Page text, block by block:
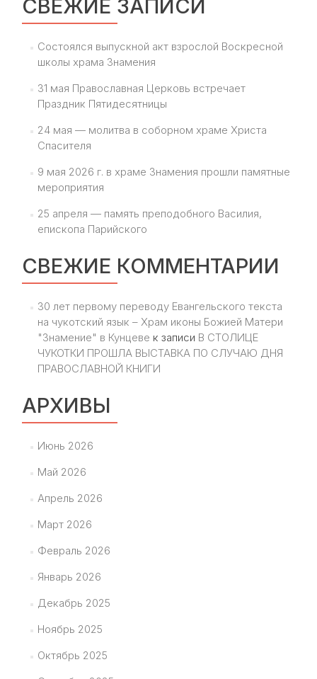
нравственности
СВЕЖИЕ ЗАПИСИ
Состоялся выпускной акт взрослой Воскресной
школы храма Знамения
31 мая Православная Церковь встречает
Праздник Пятидесятницы
24 мая — молитва в соборном храме Христа
Спасителя
9 мая 2026 г. в храме Знамения прошли памятные
мероприятия
25 апреля — память преподобного Василия,
епископа Парийского
СВЕЖИЕ КОММЕНТАРИИ
30 лет первому переводу Евангельского текста
на чукотский язык – Храм иконы Божией Матери
"Знамение" в Кунцеве к записи В СТОЛИЦЕ
ЧУКОТКИ ПРОШЛА ВЫСТАВКА ПО СЛУЧАЮ ДНЯ
ПРАВОСЛАВНОЙ КНИГИ
АРХИВЫ
Июнь 2026
Май 2026
Апрель 2026
Март 2026
Февраль 2026
Январь 2026
Декабрь 2025
Ноябрь 2025
Октябрь 2025